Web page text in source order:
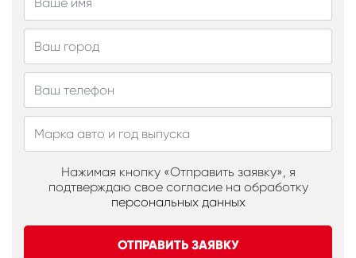
Нажимая кнопку «Отправить заявку», я
подтверждаю свое согласие на обработку
персональных данных
ОТПРАВИТЬ ЗАЯВКУ